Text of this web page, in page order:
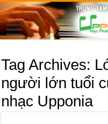
Tag Archives:
người lớn tuổi
nhạc Upponia